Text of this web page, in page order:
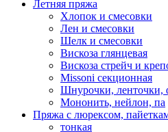
Летняя пряжа
Хлопок и смесовки
Лен и смесовки
Шелк и смесовки
Вискоза глянцевая
Вискоза стрейч и
Missoni секционная
Шнурочки, ленточки,
Мононить, нейлон, па
Пряжа с люрексом,
тонкая